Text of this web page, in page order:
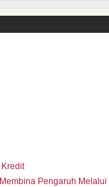
Pengaruh Melalui